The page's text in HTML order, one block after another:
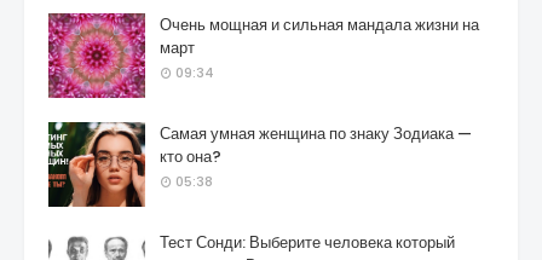
Очень мощная и сильная мандала жизни на
март
09:34
Самая умная женщина по знаку Зодиака —
кто она?
05:38
Тест Сонди: Выберите человека который